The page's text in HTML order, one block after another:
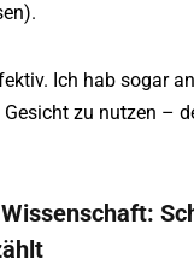
Ich hab sogar
zu nutzen –